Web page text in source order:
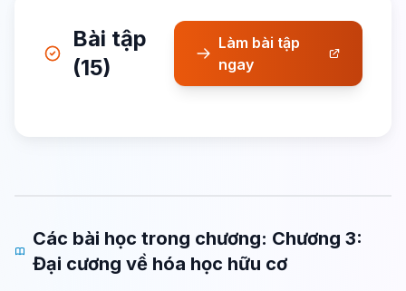
Bài tập
(15)
Làm bài tập
ngay
Các bài học trong chương: Chương 3:
Đại cương về hóa học hữu cơ